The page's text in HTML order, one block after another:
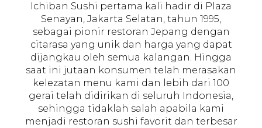
Ichiban Sushi pertama kali hadir di Plaza
Senayan, Jakarta Selatan, tahun 1995,
sebagai pionir restoran Jepang dengan
citarasa yang unik dan harga yang dapat
dijangkau oleh semua kalangan. Hingga
saat ini jutaan konsumen telah merasakan
kelezatan menu kami dan lebih dari 100
gerai telah didirikan di seluruh Indonesia,
sehingga tidaklah salah apabila kami
menjadi restoran sushi favorit dan terbesar